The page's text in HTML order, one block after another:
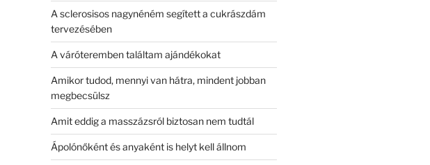
A sclerosisos nagynéném segített a cukrászdám
tervezésében
A váróteremben találtam ajándékokat
Amikor tudod, mennyi van hátra, mindent jobban
megbecsülsz
Amit eddig a masszázsról biztosan nem tudtál
Ápolónőként és anyaként is helyt kell állnom